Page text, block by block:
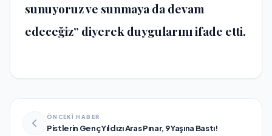
sunuyoruz ve sunmaya da devam
edeceğiz” diyerek duygularını ifade etti.
ÖNCEKİ HABER
Pistlerin Genç Yıldızı Aras Pınar, 9 Yaşına Bastı!